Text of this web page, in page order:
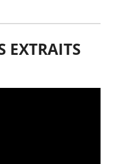
EXTRAITS